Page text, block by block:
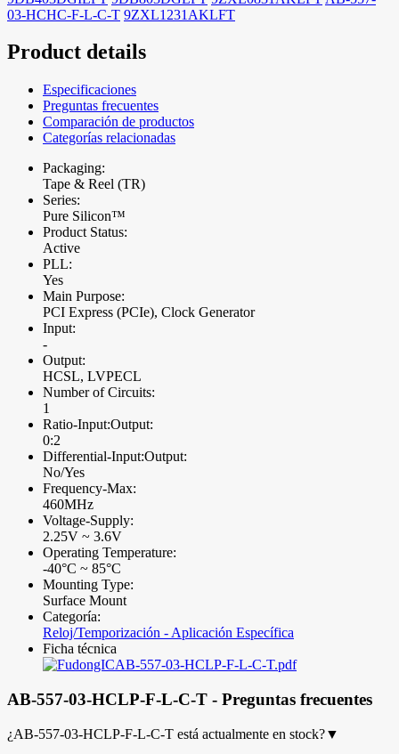
03-HCHC-F-L-C-T 9ZXL1231AKLFT
Product details
Especificaciones
Preguntas frecuentes
Comparación de productos
Categorías relacionadas
Packaging:
Tape & Reel (TR)
Series:
Pure Silicon™
Product Status:
Active
PLL:
Yes
Main Purpose:
PCI Express (PCIe), Clock Generator
Input:
-
Output:
HCSL, LVPECL
Number of Circuits:
1
Ratio-Input:Output:
0:2
Differential-Input:Output:
No/Yes
Frequency-Max:
460MHz
Voltage-Supply:
2.25V ~ 3.6V
Operating Temperature:
-40°C ~ 85°C
Mounting Type:
Surface Mount
Categoría:
Reloj/Temporización - Aplicación Específica
Ficha técnica
AB-557-03-HCLP-F-L-C-T.pdf
AB-557-03-HCLP-F-L-C-T - Preguntas frecuentes
¿AB-557-03-HCLP-F-L-C-T está actualmente en stock?▼